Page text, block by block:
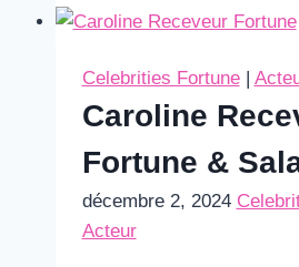
&
Celebrities Fortune|
Caroline
Fortune &
décembre 2, 2024
Acteur